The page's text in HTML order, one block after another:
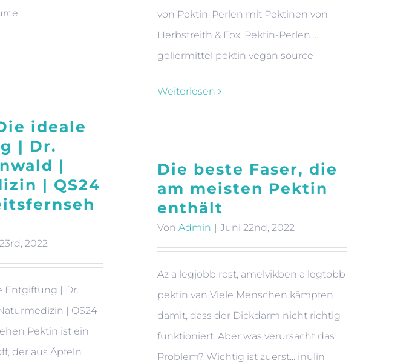
von Pektin-Perlen mit Pektinen von
Herbstreith & Fox. Pektin-Perlen ...
geliermittel pektin vegan source
Weiterlesen
ideale
| Dr.
|
| QS24
2022
Entgiftung | Dr.
| QS24
Pektin ist ein
der aus Äpfeln
Die beste Faser, die
am meisten Pektin
enthält
Von Admin | Juni 22nd, 2022
Az a legjobb rost, amelyikben a legtöbb
pektin van Viele Menschen kämpfen
damit, dass der Dickdarm nicht richtig
funktioniert. Aber was verursacht das
Problem? Wichtig ist zuerst... inulin